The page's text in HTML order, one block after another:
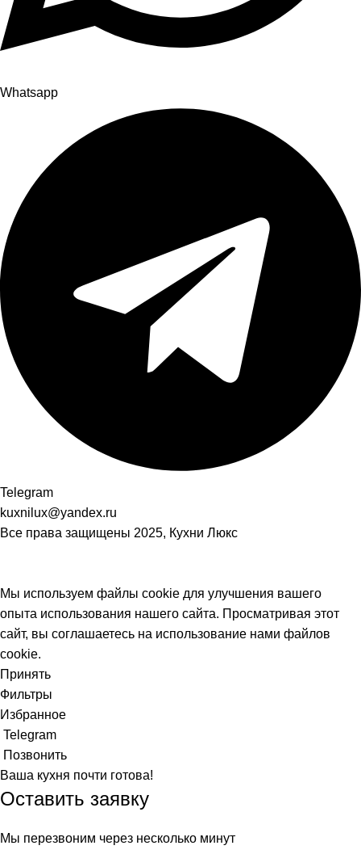
Whatsapp
Telegram
kuxnilux@yandex.ru
Все права защищены 2025, Кухни Люкс
Мы используем файлы cookie для улучшения вашего
опыта использования нашего сайта. Просматривая этот
сайт, вы соглашаетесь на использование нами файлов
cookie.
Принять
Фильтры
Избранное
Telegram
Позвонить
Ваша кухня почти готова!
Оставить заявку
Мы перезвоним через несколько минут